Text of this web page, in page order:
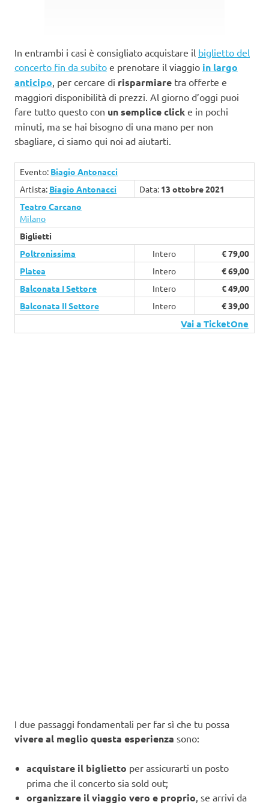
In entrambi i casi è consigliato acquistare il biglietto del
concerto fin da subito e prenotare il viaggio in largo
anticipo, per cercare di risparmiare tra offerte e
maggiori disponibilità di prezzi. Al giorno d’oggi puoi
fare tutto questo con un semplice click e in pochi
minuti, ma se hai bisogno di una mano per non
sbagliare, ci siamo qui noi ad aiutarti.
Evento: Biagio Antonacci
Artista: Biagio Antonacci Data: 13 ottobre 2021
Teatro Carcano
Milano
Biglietti
Poltronissima
Intero
€ 79,00
Platea
Intero
€ 69,00
Balconata I Settore
Intero
€ 49,00
Balconata II Settore
Intero € 39,00
Vai a TicketOne
I due passaggi fondamentali per far sì che tu possa
vivere al meglio questa esperienza sono:
acquistare il biglietto per assicurarti un posto
prima che il concerto sia sold out;
organizzare il viaggio vero e proprio , se arrivi da